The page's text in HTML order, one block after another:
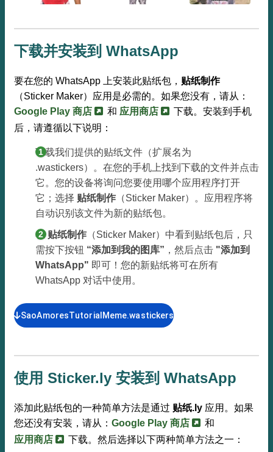
下载并安装到 WhatsApp
要在您的 WhatsApp 上安装此贴纸包， 贴纸制作
（Sticker Maker）应用是必需的。如果您没有，请从：
Google Play 商店
和 应用商店
下载。安装到手机
后，请遵循以下说明：
下载我们提供的贴纸文件（扩展名为
.wastickers）。在您的手机上找到下载的文件并点击
它。您的设备将询问您要使用哪个应用程序打开
它；选择 贴纸制作 （Sticker Maker）。应用程序将
自动识别该文件为新的贴纸包。
在贴纸制作 （Sticker Maker）中看到贴纸包后，只
需按下按钮 “添加到我的图库” ，然后点击 "添加到
WhatsApp" 即可！您的新贴纸将可在所有
WhatsApp 对话中使用。
SaoAmoresTutorialMeme.wastickers
使用 Sticker.ly 安装到 WhatsApp
添加此贴纸包的一种简单方法是通过 贴纸.ly 应用。如果
您还没有安装，请从： Google Play 商店
和
应用商店
下载。然后选择以下两种简单方法之一：